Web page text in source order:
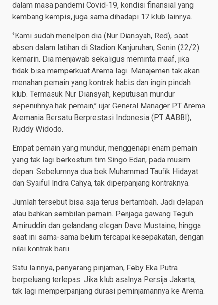
dalam masa pandemi Covid-19, kondisi finansial yang
kembang kempis, juga sama dihadapi 17 klub lainnya.
‘’Kami sudah menelpon dia (Nur Diansyah, Red), saat
absen dalam latihan di Stadion Kanjuruhan, Senin (22/2)
kemarin. Dia menjawab sekaligus meminta maaf, jika
tidak bisa memperkuat Arema lagi. Manajemen tak akan
menahan pemain yang kontrak habis dan ingin pindah
klub. Termasuk Nur Diansyah, keputusan mundur
sepenuhnya hak pemain,’’ ujar General Manager PT Arema
Aremania Bersatu Berprestasi Indonesia (PT AABBI),
Ruddy Widodo.
Empat pemain yang mundur, menggenapi enam pemain
yang tak lagi berkostum tim Singo Edan, pada musim
depan. Sebelumnya dua bek Muhammad Taufik Hidayat
dan Syaiful Indra Cahya, tak diperpanjang kontraknya.
Jumlah tersebut bisa saja terus bertambah. Jadi delapan
atau bahkan sembilan pemain. Penjaga gawang Teguh
Amiruddin dan gelandang elegan Dave Mustaine, hingga
saat ini sama-sama belum tercapai kesepakatan, dengan
nilai kontrak baru.
Satu lainnya, penyerang pinjaman, Feby Eka Putra
berpeluang terlepas. Jika klub asalnya Persija Jakarta,
tak lagi memperpanjang durasi peminjamannya ke Arema.